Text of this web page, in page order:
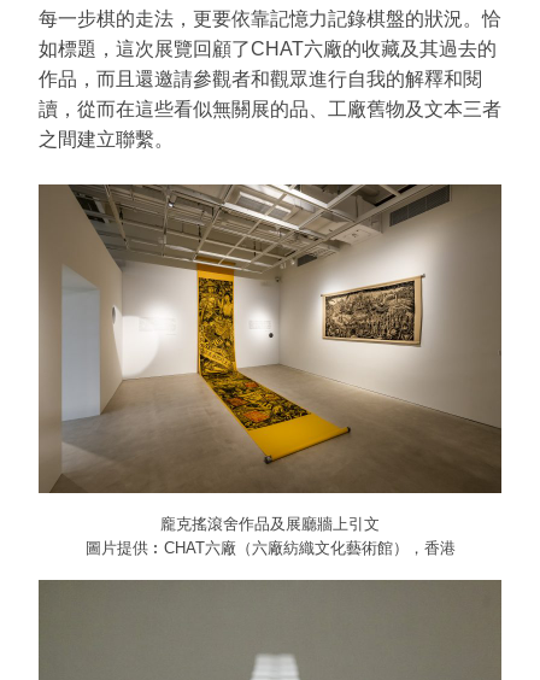
每一步棋的走法，更要依靠記憶力記錄棋盤的狀況。恰
如標題，這次展覽回顧了CHAT六廠的收藏及其過去的
作品，而且還邀請參觀者和觀眾進行自我的解釋和閱
讀，從而在這些看似無關展的品、工廠舊物及文本三者
之間建立聯繫。
龐克搖滾舍作品及展廳牆上引文
圖片提供︰CHAT六廠（六廠紡織文化藝術館），香港